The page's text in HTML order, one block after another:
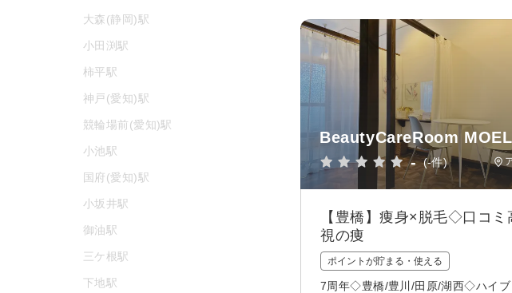
BeautyCareRoom
- (-件)
【豊橋】痩身×脱毛◇口コ
視の痩
ポイントが貯まる・使える
7周年◇豊橋/豊川/田原/湖西◇ハイブ
大森(静岡)駅
小田渕駅
柿平駅
神戸(愛知)駅
競輪場前(愛知)駅
小池駅
国府(愛知)駅
小坂井駅
御油駅
三ケ根駅
下地駅